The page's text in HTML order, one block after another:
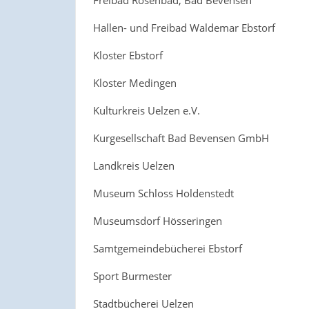
Hallen- und Freibad Waldemar Ebstorf
Kloster Ebstorf
Kloster Medingen
Kulturkreis Uelzen e.V.
Kurgesellschaft Bad Bevensen GmbH
Landkreis Uelzen
Museum Schloss Holdenstedt
Museumsdorf Hösseringen
Samtgemeindebücherei Ebstorf
Sport Burmester
Stadtbücherei Uelzen